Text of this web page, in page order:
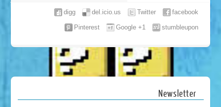
facebook
Twitter
del.icio.us
digg
stumbleupon
Google +1
Pinterest
Newsletter